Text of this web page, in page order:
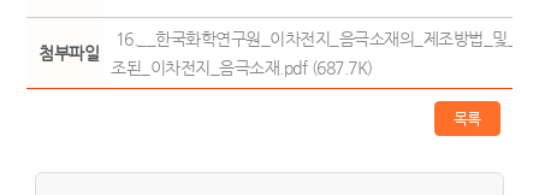
첨부파일
16.__한국화학연구원_이차전지_음극소재의_제조방법_및_이
조된_이차전지_음극소재.pdf (687.7K)
목록